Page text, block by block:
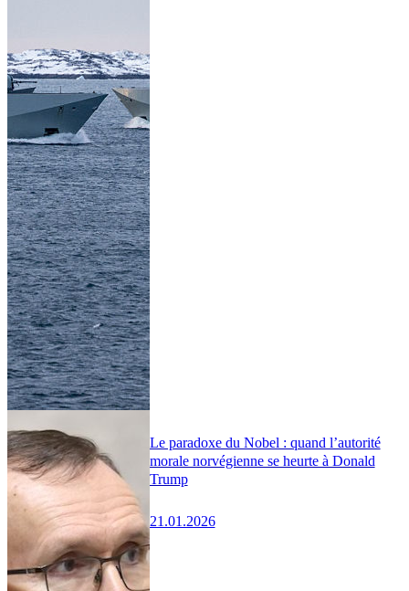
Le paradoxe du Nobel : quand l’autorité
morale norvégienne se heurte à Donald
Trump
21.01.2026